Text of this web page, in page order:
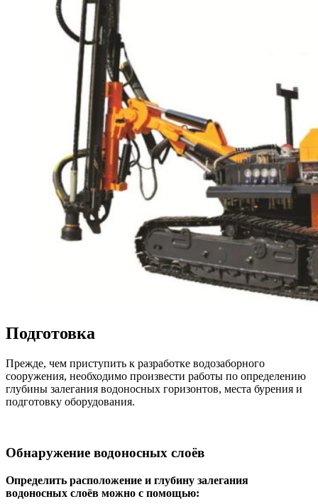
Подготовка
Прежде, чем приступить к разработке водозаборного
сооружения, необходимо произвести работы по определению
глубины залегания водоносных горизонтов, места бурения и
подготовку оборудования.
Обнаружение водоносных слоёв
Определить расположение и глубину залегания
водоносных слоёв можно с помощью: